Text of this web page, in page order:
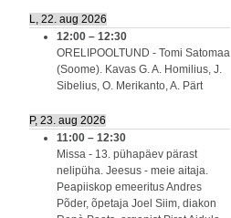
L, 22. aug 2026
12:00 – 12:30
ORELIPOOLTUND - Tomi Satomaa
(Soome). Kavas G. A. Homilius, J.
Sibelius, O. Merikanto, A. Pärt
P, 23. aug 2026
11:00 – 12:30
Missa - 13. pühapäev pärast
nelipüha. Jeesus - meie aitaja.
Peapiiskop emeeritus Andres
Põder, õpetaja Joel Siim, diakon